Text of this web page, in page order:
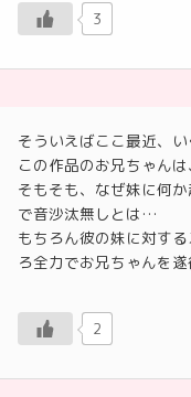
3
そういえばここ最近、
この作品のお兄ちゃん
そもそも、なぜ妹に何
で音沙汰無しとは…
もちろん彼の妹に対す
ろ全力でお兄ちゃんを
2